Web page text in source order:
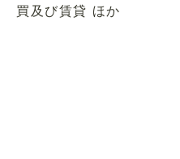
買及び賃貸 ほか